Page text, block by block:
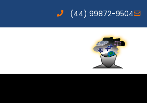
(44) 99872-9504